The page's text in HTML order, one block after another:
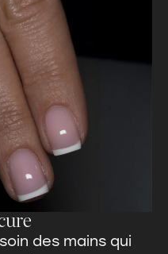
soin des mainsqui